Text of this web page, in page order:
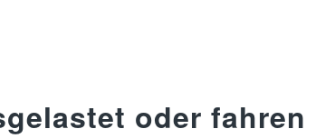
oder fahren